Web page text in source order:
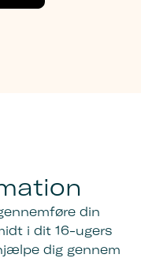
din
i dit 16-ugers
dig gennem